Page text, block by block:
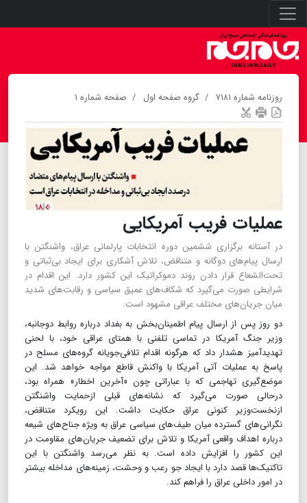
روزنامه شماره ۷۱۸۱ گروه صفحه اول صفحه شماره ۱
عملیات فریب آمریکایی
در آستانه برگزاری ششمین دوره انتخابات پارلمانی عراق، واشنگتن با
ارسال پیام‌های دوگانه و متناقض، تلاش آشکاری برای ایجاد بی‌ثباتی و
تحت‌الشعاع قرار دادن روند دموکراتیک این کشور دارد. این اقدام در
شرایطی صورت می‌گیرد که شکاف‌های عمیق سیاسی و رقابت‌های شدید
میان جریان‌های مختلف عراقی مشهود است.
دو روز پس از ارسال پیام اطمینان‌بخش به بغداد درباره روابط دوجانبه،
وزیر جنگ آمریکا در تماسی تلفنی با همتای عراقی خود، با لحنی
تهدیدآمیز هشدار داد که هرگونه اقدام تلافی‌جویانه گروه‌های مسلح در
پاسخ به عملیات آتی آمریکا با واکنش قاطع مواجه خواهد شد. این
موضع‌گیری تهاجمی که با عباراتی چون «آخرین اخطار» همراه بود،
درحالی صورت می‌گیرد که نشانه‌های قبلی ازحمایت واشنگتن
ازنخست‌وزیر کنونی عراق حکایت داشت. این رویکرد متناقض،
نگرانی‌های گسترده‌ میان طیف‌های سیاسی عراق به ویژه جناح‌های شیعه
درباره اهداف واقعی آمریکا و تلاش برای تضعیف جریان‌های مقاومت در
این کشور را افزایش داده است. به نظر می‌رسد واشنگتن با این
تاکتیک‌ها قصد دارد با ایجاد جو رعب و وحشت، زمینه‌های مداخله بیشتر
در امور داخلی عراق را فراهم کند.